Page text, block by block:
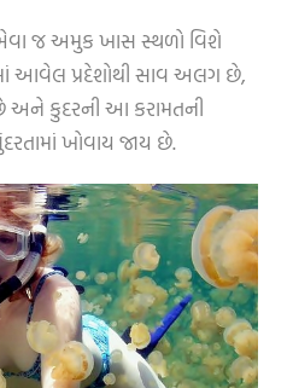
જ અમુક ખાસ સ્થળો વિશે
આવેલ પ્રદેશોથી સાવ અલગ છે,
કુદરની આ કરામતની
ખોવાય જાય છે.